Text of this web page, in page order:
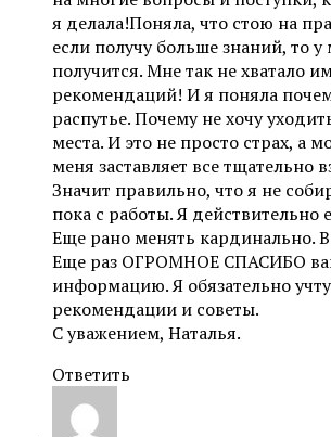
я делала!Поняла, что стою на
если получу больше знаний, то у
получится. Мне так не хватало
рекомендаций! И я поняла
распутье. Почему не хочу
места. И это не просто страх, а
меня заставляет все тщательно
Значит правильно, что я не
пока с работы. Я действительно
Еще рано менять кардинально.
Еще раз ОГРОМНОЕ СПАСИБО
информацию. Я обязательно
рекомендации и советы.
С уважением, Наталья.
Ответить